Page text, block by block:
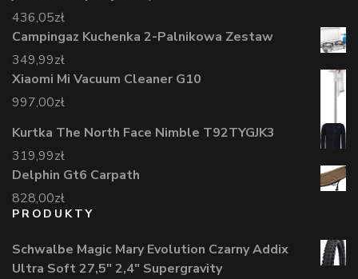
436,05zł
Campingaz Kuchenka 2-Palnikowa Zestaw
349,99zł
Xiaomi Mi Vacuum Cleaner G10
997,00zł
Kurtka The North Face Nimble T92TYGJK3
319,99zł
Delphin Gt6 Carpath
828,00zł
PRODUKTY
Schwalbe Magic Mary Evolution Czarny Addix
Ultra Soft 27,5" 2,4" Supergravity